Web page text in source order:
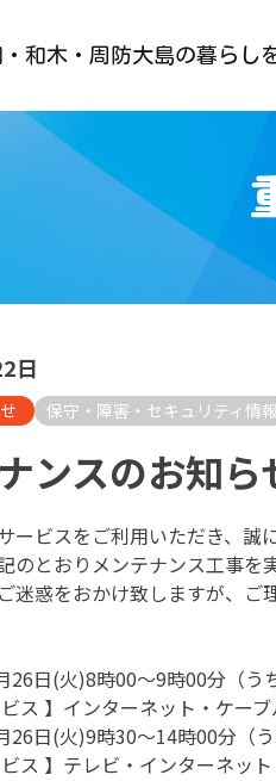
・和木・周防大島の暮らし
日
保守・障害・セキュリティ情報
ンスのお知ら
ービスをご利用いただき、誠
のとおりメンテナンス工事を
迷惑をおかけ致しますが、ご
日(火)8時00～9時00分（う
ス 】インターネット・ケー
日(火)9時30～14時00分（う
ス 】テレビ・インターネッ